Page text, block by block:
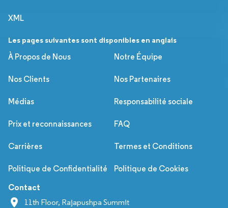
XML
Les pages suivantes sont disponibles en anglais
À Propos de Nous
Notre Équipe
Nos Clients Nos Partenaires
Médias Responsabilité sociale
Prix et reconnaissances FAQ
Carrières Termes et Conditions
Politique de Confidentialité Politique de Cookies
Contact
11th Floor, Rajapushpa Summit